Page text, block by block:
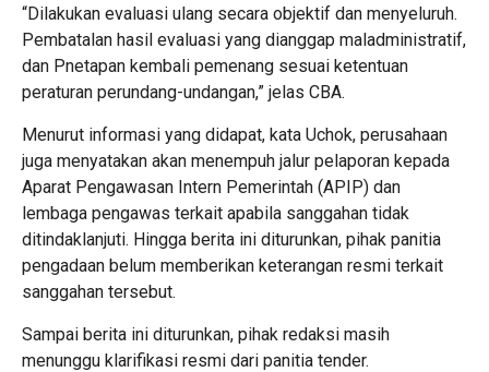
“Dilakukan evaluasi ulang secara objektif dan menyeluruh.
Pembatalan hasil evaluasi yang dianggap maladministratif,
dan Pnetapan kembali pemenang sesuai ketentuan
peraturan perundang-undangan,” jelas CBA.
Menurut informasi yang didapat, kata Uchok, perusahaan
juga menyatakan akan menempuh jalur pelaporan kepada
Aparat Pengawasan Intern Pemerintah (APIP) dan
lembaga pengawas terkait apabila sanggahan tidak
ditindaklanjuti. Hingga berita ini diturunkan, pihak panitia
pengadaan belum memberikan keterangan resmi terkait
sanggahan tersebut.
Sampai berita ini diturunkan, pihak redaksi masih
menunggu klarifikasi resmi dari panitia tender.